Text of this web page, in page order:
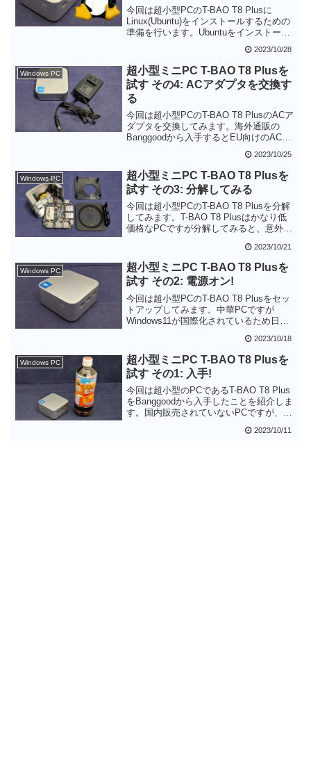
今回は超小型PCのT-BAO T8 Plusに
Linux(Ubuntu)をインストールするための
準備を行います。Ubuntuをインストール
Windows 11 Proが消えてしまうのでしっ
かりとバックアップをとっておきましょ
う。またLinuxをインストールするための
インストール用USBメモリも作成してお
きます。
2023/10/28
Windows PC
超小型ミニPC T-BAO T8 Plusを
試す その4: ACアダプタを交換す
る
今回は超小型PCのT-BAO T8 PlusのACア
ダプタを交換してみます。海外通販の
Banggoodから入手するとEU向けのACプ
ラグが付属して、日本で使うためには変
換アダプタを介する必要があります。追
加の出費にはなりますがAmazonなどで上
位互換のACアダプタを入手することで、
直接コンセントにさせるようになるので
オススメです。
2023/10/25
Windows PC
超小型ミニPC T-BAO T8 Plusを
試す その3: 分解してみる
今回は超小型PCのT-BAO T8 Plusを分解
してみます。T-BAO T8 Plusはかなり低
価格なPCですが分解してみると、意外と
す。特に冷却ユニットは銅素材となって
いる点が好印象でした。
2023/10/21
Windows PC
超小型ミニPC T-BAO T8 Plusを
試す その2: 電源オン!
今回は超小型PCのT-BAO T8 Plusをセッ
トアップしてみます。中華PCですが
Windows11が国際化されているため日本
ベンチマークの結果も他のAlderLake
N100のPCと同等で低価格PCとしては良
好です。ただ、SSDがSATA接続なのでス
トレージに負荷がかかる用途に関しては
要注意と思います。
2023/10/18
Windows PC
超小型ミニPC T-BAO T8 Plusを
試す その1: 入手!
今回は超小型のPCであるT-BAO T8 Plus
をBanggoodから入手したことを紹介しま
す。国内販売されていないPCですが、技
がついていたり、取扱説明書に日本語ペ
2023/10/11